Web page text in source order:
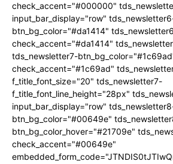
check_accent="#000000"
input_bar_display="row"
btn_bg_color="#da1414"
check_accent="#da1414"
tds_newsletter7-
check_accent="#1c69ad"
f_title_font_size="20" tds_newsletter7-
f_title_font_line_height="28px"
input_bar_display="row"
btn_bg_color="#00649e"
btn_bg_color_hover="#21709e"
check_accent="#00649e"